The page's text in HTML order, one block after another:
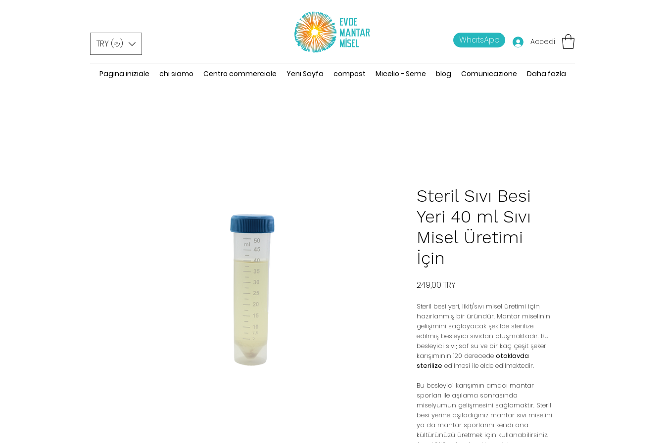
TRY (₺) WhatsApp Accedi
Pagina iniziale chi siamo Centro commerciale Yeni Sayfa compost Micelio - Seme blog Comunicazione Daha fazla
Steril Sıvı Besi
Yeri 40 ml Sıvı
Misel Üretimi
İçin
249,00 TRYPrezzo
Steril besi yeri, likit/sıvı misel üretimi için
hazırlanmış bir üründür. Mantar miselinin
gelişimini sağlayacak şekilde sterilize
edilmiş besleyici sıvıdan oluşmaktadır. Bu
besleyici sıvı; saf su ve bir kaç çeşit şeker
karışımının 120 derecede otoklavda
sterilize edilmesi ile elde edilmektedir.
Bu besleyici karışımın amacı mantar
sporları ile aşılama sonrasında
miselyumun gelişmesini sağlamaktır. Steril
besi yerine aşıladığınız mantar sıvı miselini
ya da mantar sporlarını kendi ana
kültürünüzü üretmek için kullanabilirsiniz.